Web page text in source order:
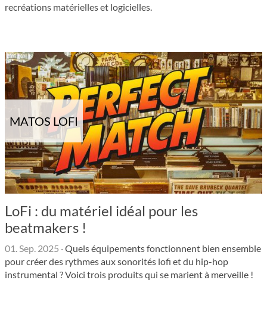
recréations matérielles et logicielles.
MATOS LOFI
LoFi : du matériel idéal pour les
beatmakers !
01. Sep. 2025 ·Quels équipements fonctionnent bien ensemble
pour créer des rythmes aux sonorités lofi et du hip-hop
instrumental ? Voici trois produits qui se marient à merveille !